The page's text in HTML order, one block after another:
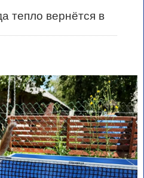
тепло вернётся в